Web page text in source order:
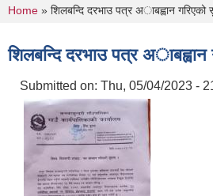
You are here
Home » शिलबन्दि दरभाउ पत्र अाबह्वान गरिएको
शिलबन्दि दरभाउ पत्र अाबह्वान
Submitted on: Thu, 05/04/2023 -